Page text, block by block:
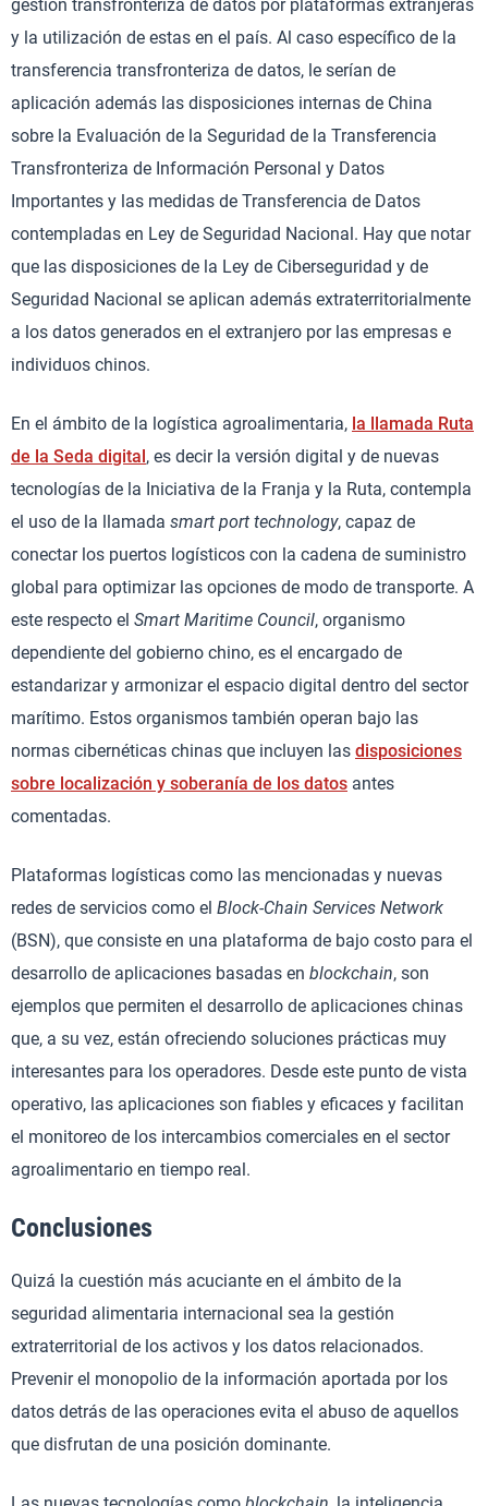
gestión transfronteriza de datos por plataformas extranjeras
y la utilización de estas en el país. Al caso específico de la
transferencia transfronteriza de datos, le serían de
aplicación además las disposiciones internas de China
sobre la Evaluación de la Seguridad de la Transferencia
Transfronteriza de Información Personal y Datos
Importantes y las medidas de Transferencia de Datos
contempladas en Ley de Seguridad Nacional. Hay que notar
que las disposiciones de la Ley de Ciberseguridad y de
Seguridad Nacional se aplican además extraterritorialmente
a los datos generados en el extranjero por las empresas e
individuos chinos.
En el ámbito de la logística agroalimentaria, la llamada Ruta
de la Seda digital, es decir la versión digital y de nuevas
tecnologías de la Iniciativa de la Franja y la Ruta, contempla
el uso de la llamada smart port technology, capaz de
conectar los puertos logísticos con la cadena de suministro
global para optimizar las opciones de modo de transporte. A
este respecto el Smart Maritime Council, organismo
dependiente del gobierno chino, es el encargado de
estandarizar y armonizar el espacio digital dentro del sector
marítimo. Estos organismos también operan bajo las
normas cibernéticas chinas que incluyen las disposiciones
sobre localización y soberanía de los datos antes
comentadas.
Plataformas logísticas como las mencionadas y nuevas
redes de servicios como el Block-Chain Services Network
(BSN), que consiste en una plataforma de bajo costo para el
desarrollo de aplicaciones basadas en blockchain, son
ejemplos que permiten el desarrollo de aplicaciones chinas
que, a su vez, están ofreciendo soluciones prácticas muy
interesantes para los operadores. Desde este punto de vista
operativo, las aplicaciones son fiables y eficaces y facilitan
el monitoreo de los intercambios comerciales en el sector
agroalimentario en tiempo real.
Conclusiones
Quizá la cuestión más acuciante en el ámbito de la
seguridad alimentaria internacional sea la gestión
extraterritorial de los activos y los datos relacionados.
Prevenir el monopolio de la información aportada por los
datos detrás de las operaciones evita el abuso de aquellos
que disfrutan de una posición dominante.